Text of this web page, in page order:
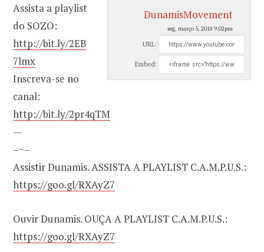
DunamisMovement
seg, março 5, 2018 9:02pm
URL:
Embed:
Assista a playlist
do SOZO:
http://bit.ly/2EB
7lmx
Inscreva-se no
canal:
http://bit.ly/2pr4qTM
—
–~–
Assistir Dunamis. ASSISTA A PLAYLIST C.A.M.P.U.S.:
https://goo.gl/RXAyZ7
Ouvir Dunamis. OUÇA A PLAYLIST C.A.M.P.U.S.:
https://goo.gl/RXAyZ7